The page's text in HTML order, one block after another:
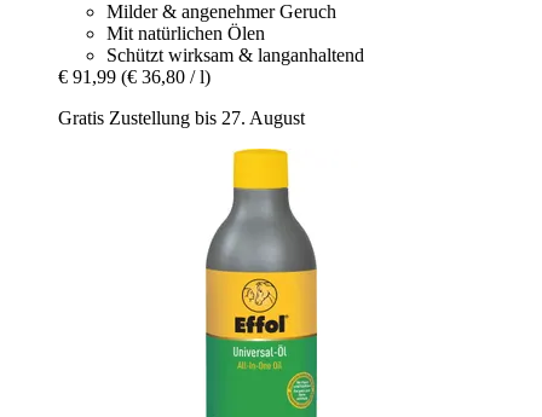
Milder & angenehmer Geruch
Mit natürlichen Ölen
Schützt wirksam & langanhaltend
€ 91,99 (€ 36,80 / l)
Gratis Zustellung bis 27. August